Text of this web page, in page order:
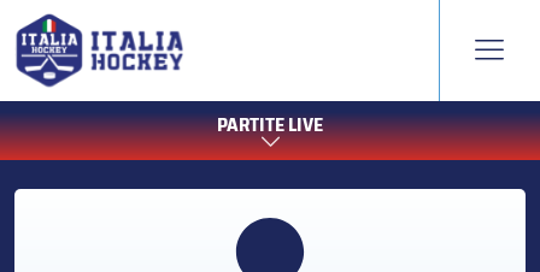
PARTITE LIVE